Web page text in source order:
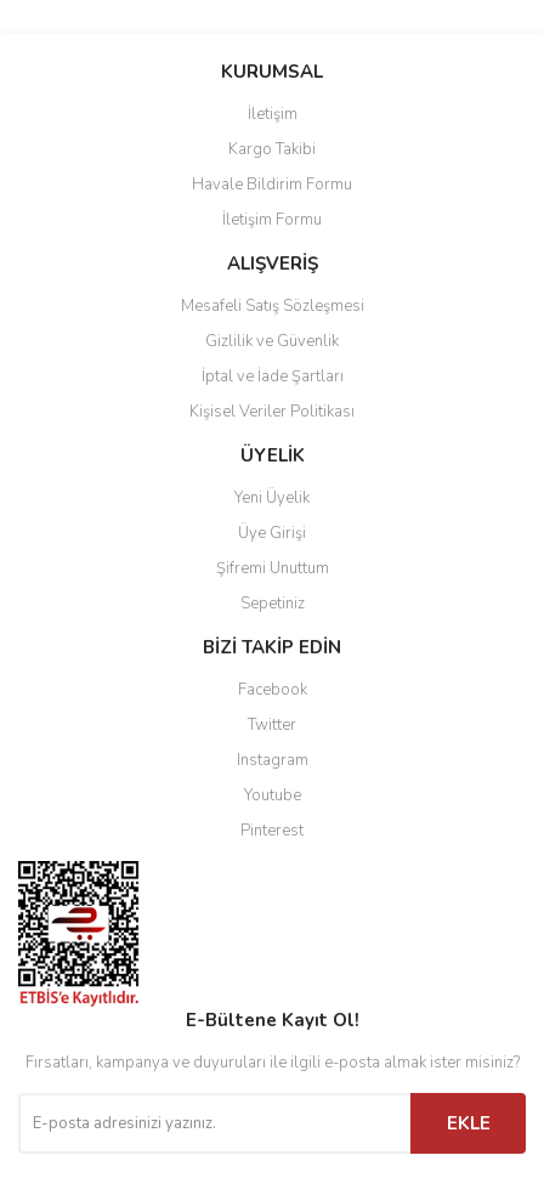
Bu ürüne ilk yorumu siz yapın!
Ürün resmi kalitesiz, bozuk veya görüntülenemiyor.
Ürün açıklamasında eksik bilgiler bulunuyor.
Ürün bilgilerinde hatalar bulunuyor.
Ürün fiyatı diğer sitelerden daha pahalı.
Gönder
KURUMSAL
İletişim
Kargo Takibi
Havale Bildirim Formu
İletişim Formu
ALIŞVERİŞ
Mesafeli Satış Sözleşmesi
Gizlilik ve Güvenlik
İptal ve İade Şartları
Kişisel Veriler Politikası
ÜYELİK
Yeni Üyelik
Üye Girişi
Şifremi Unuttum
Sepetiniz
BİZİ TAKİP EDİN
Facebook
Twitter
Instagram
Youtube
Pinterest
E-Bültene Kayıt Ol!
Fırsatları, kampanya ve duyuruları ile ilgili e-posta almak ister misiniz?
EKLE